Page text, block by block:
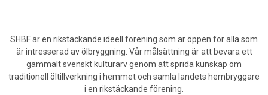
SHBF är en rikstäckande ideell förening som är öppen för alla som
är intresserad av ölbryggning. Vår målsättning är att bevara ett
gammalt svenskt kulturarv genom att sprida kunskap om
traditionell öltillverkning i hemmet och samla landets hembryggare
i en rikstäckande förening.